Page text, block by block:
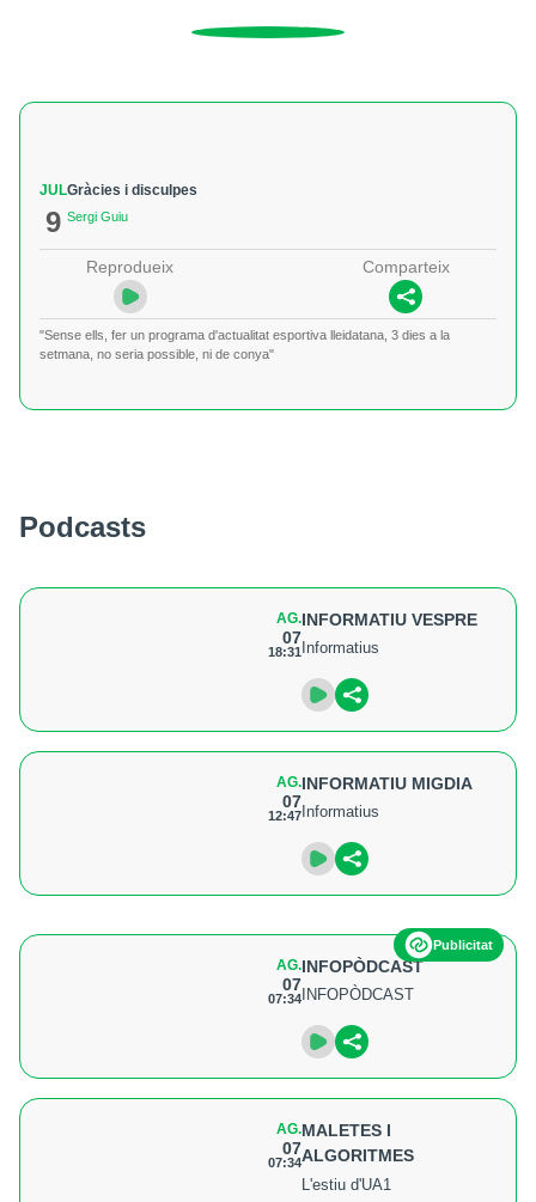
JUL
9
Gràcies i disculpes
Sergi Guiu
Reprodueix Comparteix
"Sense ells, fer un programa d'actualitat esportiva lleidatana, 3 dies a la
setmana, no seria possible, ni de conya"
Podcasts
AG.
07
18:31
INFORMATIU VESPRE
Informatius
AG.
07
12:47
INFORMATIU MIGDIA
Informatius
Publicitat
AG.
07
07:34
INFOPÒDCAST
INFOPÒDCAST
AG.
07
07:34
MALETES I
ALGORITMES
L'estiu d'UA1